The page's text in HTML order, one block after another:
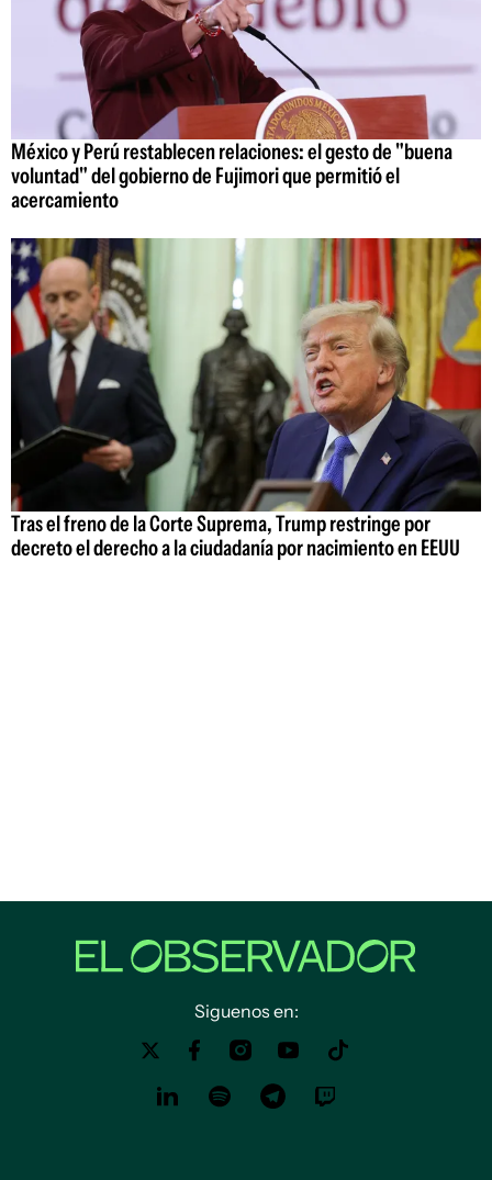
México y Perú restablecen relaciones: el gesto de "buena
voluntad" del gobierno de Fujimori que permitió el
acercamiento
Tras el freno de la Corte Suprema, Trump restringe por
decreto el derecho a la ciudadanía por nacimiento en EEUU
Siguenos en: